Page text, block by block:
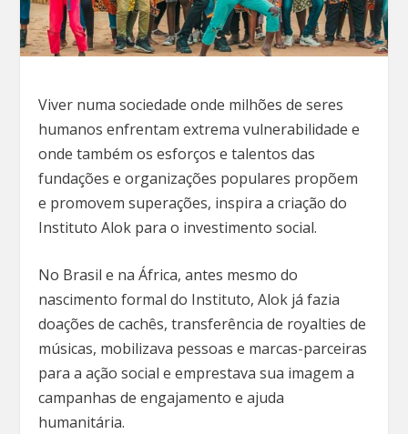
Viver numa sociedade onde milhões de seres
humanos enfrentam extrema vulnerabilidade e
onde também os esforços e talentos das
fundações e organizações populares propõem
e promovem superações, inspira a criação do
Instituto Alok para o investimento social.
No Brasil e na África, antes mesmo do
nascimento formal do Instituto, Alok já fazia
doações de cachês, transferência de royalties de
músicas, mobilizava pessoas e marcas-parceiras
para a ação social e emprestava sua imagem a
campanhas de engajamento e ajuda
humanitária.